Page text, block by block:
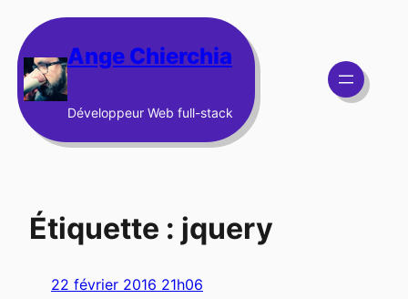
au
contenu Ange Chierchia
Développeur Web full-stack
Étiquette : jquery
22 février 2016 21h06